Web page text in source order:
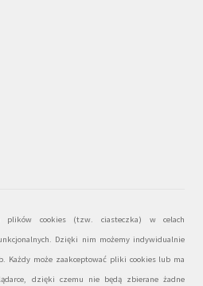
plików cookies (tzw. ciasteczka) w celach
Dzięki nim możemy indywidualnie
Każdy może zaakceptować pliki cookies lub ma
dzięki czemu nie będą zbierane żadne